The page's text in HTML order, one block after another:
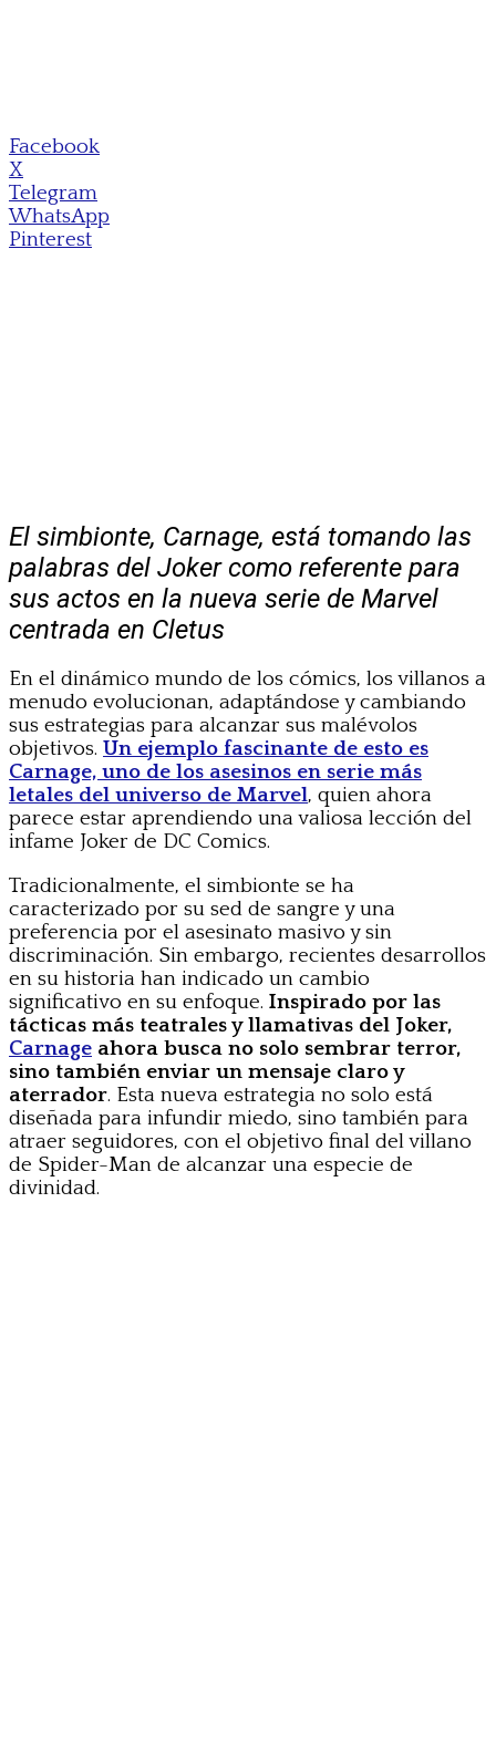
Facebook
X
Telegram
WhatsApp
Pinterest
El simbionte, Carnage, está tomando las
palabras del Joker como referente para
sus actos en la nueva serie de Marvel
centrada en Cletus
En el dinámico mundo de los cómics, los villanos a
menudo evolucionan, adaptándose y cambiando
sus estrategias para alcanzar sus malévolos
objetivos. Un ejemplo fascinante de esto es
Carnage, uno de los asesinos en serie más
letales del universo de Marvel, quien ahora
parece estar aprendiendo una valiosa lección del
infame Joker de DC Comics.
Tradicionalmente, el simbionte se ha
caracterizado por su sed de sangre y una
preferencia por el asesinato masivo y sin
discriminación. Sin embargo, recientes desarrollos
en su historia han indicado un cambio
significativo en su enfoque. Inspirado por las
tácticas más teatrales y llamativas del Joker,
Carnage ahora busca no solo sembrar terror,
sino también enviar un mensaje claro y
aterrador. Esta nueva estrategia no solo está
diseñada para infundir miedo, sino también para
atraer seguidores, con el objetivo final del villano
de Spider-Man de alcanzar una especie de
divinidad.